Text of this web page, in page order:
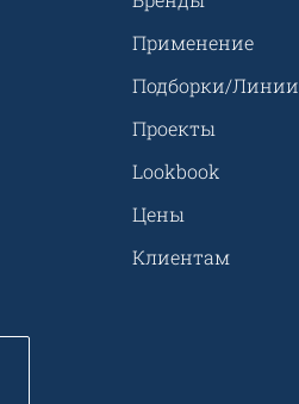
Применение
Подборки/Линии
Проекты
Lookbook
Цены
Клиентам